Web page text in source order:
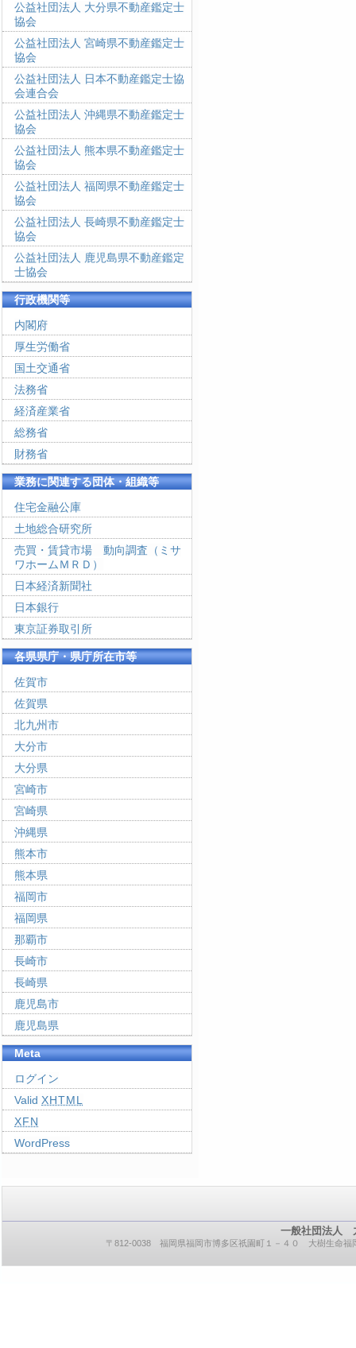
公益社団法人 大分県不動産鑑定士
協会
公益社団法人 宮崎県不動産鑑定士
協会
公益社団法人 日本不動産鑑定士協
会連合会
公益社団法人 沖縄県不動産鑑定士
協会
公益社団法人 熊本県不動産鑑定士
協会
公益社団法人 福岡県不動産鑑定士
協会
公益社団法人 長崎県不動産鑑定士
協会
公益社団法人 鹿児島県不動産鑑定
士協会
行政機関等
内閣府
厚生労働省
国土交通省
法務省
経済産業省
総務省
財務省
業務に関連する団体・組織等
住宅金融公庫
土地総合研究所
売買・賃貸市場 動向調査（ミサ
ワホームＭＲＤ）
日本経済新聞社
日本銀行
東京証券取引所
各県県庁・県庁所在市等
佐賀市
佐賀県
北九州市
大分市
大分県
宮崎市
宮崎県
沖縄県
熊本市
熊本県
福岡市
福岡県
那覇市
長崎市
長崎県
鹿児島市
鹿児島県
Meta
ログイン
Valid XHTML
XFN
WordPress
一般社団法人
〒812-0038 福岡県福岡市博多区祇園町１－４０ 大樹生命